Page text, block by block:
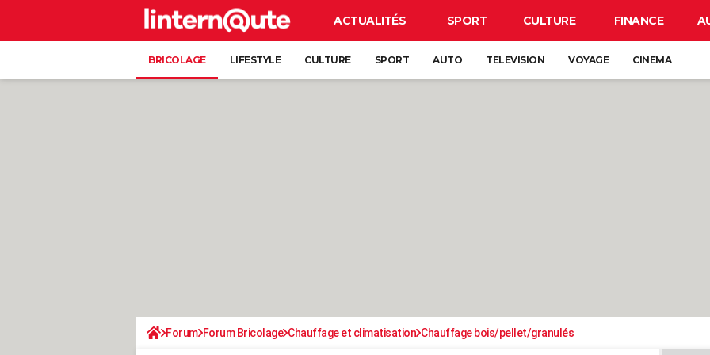
ACTUALITÉS SPORT CULTURE FINANCE
BRICOLAGE LIFESTYLE CULTURE SPORT AUTO TELEVISION VOYAGE CINEMA
Forum Forum Bricolage Chauffage et climatisation Chauffage bois/pellet/granulés